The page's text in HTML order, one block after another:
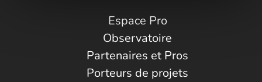
Espace Pro
Observatoire
Partenaires et Pros
Porteurs de projets